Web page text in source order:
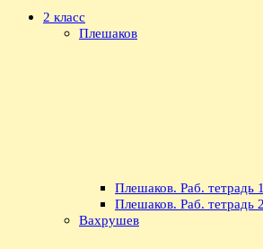
2 класс
Плешаков
Плешаков. Раб. тетрадь
Плешаков. Раб. тетрадь
Вахрушев